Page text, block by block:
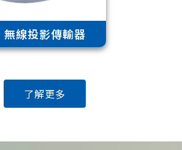
無線投影傳輸器
了解更多